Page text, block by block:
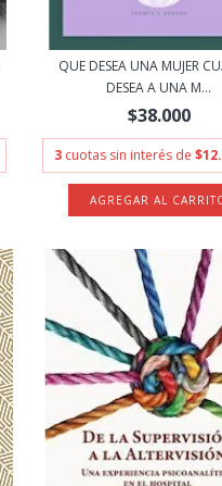
QUE DESEA UNA MUJER
DESEA A UNA M...
$38.000
3 cuotas sin interés de